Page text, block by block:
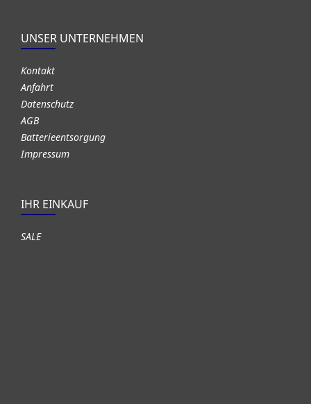
UNSER UNTERNEHMEN
Kontakt
Anfahrt
Datenschutz
AGB
Batterieentsorgung
Impressum
IHR EINKAUF
SALE